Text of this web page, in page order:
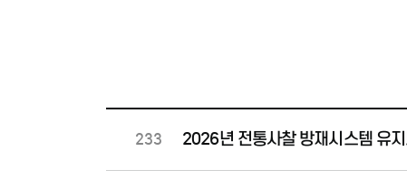
233 2026년 전통사찰 방재시스템 유